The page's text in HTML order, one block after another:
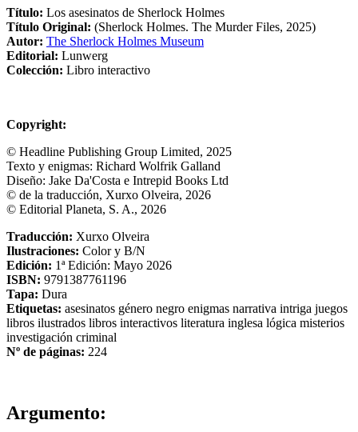
Título: Los asesinatos de Sherlock Holmes
Título Original: (Sherlock Holmes. The Murder Files, 2025)
Autor: The Sherlock Holmes Museum
Editorial: Lunwerg
Colección: Libro interactivo
Copyright:
© Headline Publishing Group Limited, 2025
Texto y enigmas: Richard Wolfrik Galland
Diseño: Jake Da'Costa e Intrepid Books Ltd
© de la traducción, Xurxo Olveira, 2026
© Editorial Planeta, S. A., 2026
Traducción: Xurxo Olveira
Ilustraciones: Color y B/N
Edición: 1ª Edición: Mayo 2026
ISBN: 9791387761196
Tapa: Dura
Etiquetas: asesinatos género negro enigmas narrativa intriga juegos
libros ilustrados libros interactivos literatura inglesa lógica misterios
investigación criminal
Nº de páginas: 224
Argumento: